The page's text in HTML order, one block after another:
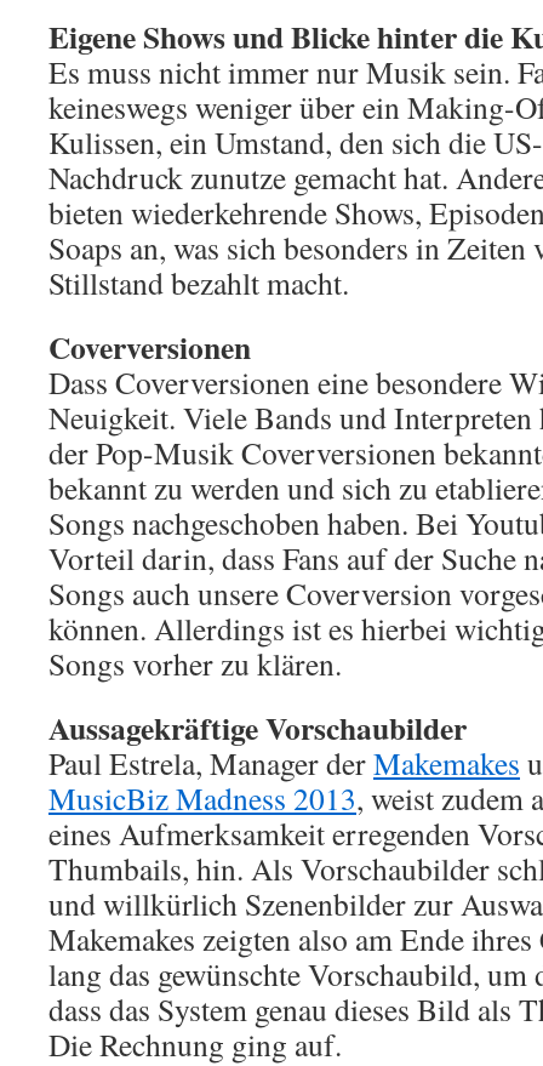
Eigene Shows und Blicke hinter die
Es muss nicht immer nur Musik sein.
keineswegs weniger über ein Making-
Kulissen, ein Umstand, den sich die
Nachdruck zunutze gemacht hat.
bieten wiederkehrende Shows,
Soaps an, was sich besonders in
Stillstand bezahlt macht.
Coverversionen
Dass Coverversionen eine besondere
Neuigkeit. Viele Bands und Interpreten
der Pop-Musik Coverversionen
bekannt zu werden und sich zu
Songs nachgeschoben haben. Bei
Vorteil darin, dass Fans auf der Suche
Songs auch unsere Coverversion
können. Allerdings ist es hierbei
Songs vorher zu klären.
Aussagekräftige Vorschaubilder
Paul Estrela, Manager derMakemakes
MusicBiz Madness 2013, weist zudem
eines Aufmerksamkeit erregenden
Thumbails, hin. Als Vorschaubilder
und willkürlich Szenenbilder zur
Makemakes zeigten also am Ende
lang das gewünschte Vorschaubild, um
dass das System genau dieses Bild als
Die Rechnung ging auf.